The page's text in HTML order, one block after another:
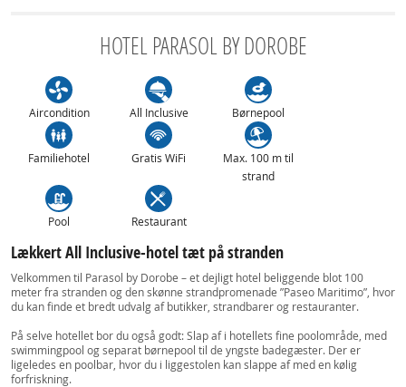
HOTEL PARASOL BY DOROBE
Aircondition All Inclusive Børnepool
Familiehotel Gratis WiFi
Max. 100 m til
strand
Pool Restaurant
Lækkert All Inclusive-hotel tæt på stranden
Velkommen til Parasol by Dorobe – et dejligt hotel beliggende blot 100
meter fra stranden og den skønne strandpromenade ”Paseo Maritimo”, hvor
du kan finde et bredt udvalg af butikker, strandbarer og restauranter.
På selve hotellet bor du også godt: Slap af i hotellets fine poolområde, med
swimmingpool og separat børnepool til de yngste badegæster. Der er
ligeledes en poolbar, hvor du i liggestolen kan slappe af med en kølig
forfriskning.